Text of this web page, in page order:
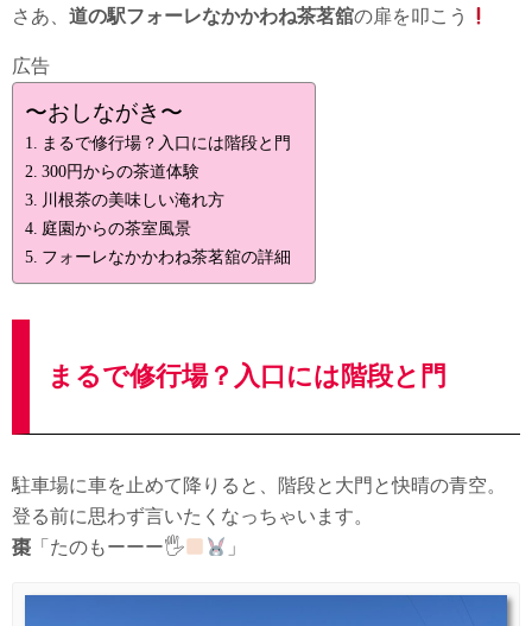
さあ、 道の駅フォーレなかかわね茶茗舘の扉を叩こう
広告
〜おしながき〜
まるで修行場？入口には階段と門
300円からの茶道体験
川根茶の美味しい淹れ方
庭園からの茶室風景
フォーレなかかわね茶茗舘の詳細
まるで修行場？入口には階段と門
駐車場に車を止めて降りると、階段と大門と快晴の青空。
登る前に思わず言いたくなっちゃいます。
棗 「たのもーーー🖐 」